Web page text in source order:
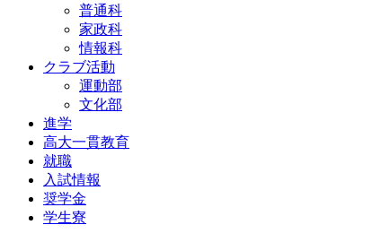
普通科
家政科
情報科
クラブ活動
運動部
文化部
進学
高大一貫教育
就職
入試情報
奨学金
学生寮